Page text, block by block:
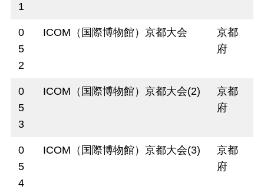
1
0
5
2
ICOM（国際博物館）京都大会
京都
府
0
5
3
ICOM（国際博物館）京都大会(2)
京都
府
0
5
4
ICOM（国際博物館）京都大会(3)
京都
府